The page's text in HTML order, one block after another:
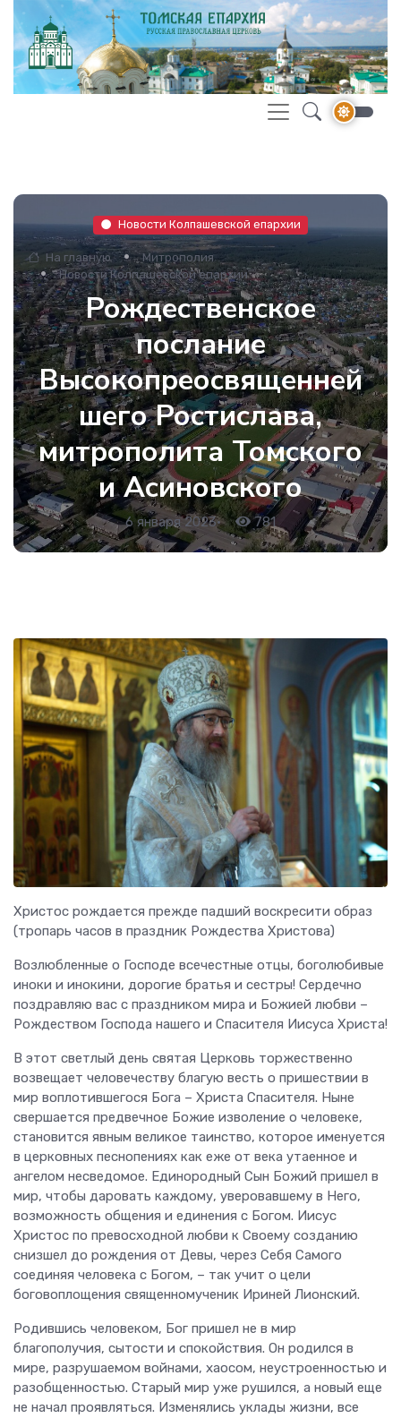
Новости Колпашевской епархии
На главную
Митрополия
Новости Колпашевской епархии
Рождественское
послание
Высокопреосвященней
шего Ростислава,
митрополита Томского
и Асиновского
6 января 2023• 781
Христос рождается прежде падший воскресити образ
(тропарь часов в праздник Рождества Христова)
Возлюбленные о Господе всечестные отцы, боголюбивые
иноки и инокини, дорогие братья и сестры! Сердечно
поздравляю вас с праздником мира и Божией любви –
Рождеством Господа нашего и Спасителя Иисуса Христа!
В этот светлый день святая Церковь торжественно
возвещает человечеству благую весть о пришествии в
мир воплотившегося Бога – Христа Спасителя. Ныне
свершается предвечное Божие изволение о человеке,
становится явным великое таинство, которое именуется
в церковных песнопениях как еже от века утаенное и
ангелом несведомое. Единородный Сын Божий пришел в
мир, чтобы даровать каждому, уверовавшему в Него,
возможность общения и единения с Богом. Иисус
Христос по превосходной любви к Своему созданию
снизшел до рождения от Девы, через Себя Самого
соединяя человека с Богом, – так учит о цели
боговоплощения священномученик Ириней Лионский.
Родившись человеком, Бог пришел не в мир
благополучия, сытости и спокойствия. Он родился в
мире, разрушаемом войнами, хаосом, неустроенностью и
разобщенностью. Старый мир уже рушился, а новый еще
не начал проявляться. Изменялись уклады жизни, все